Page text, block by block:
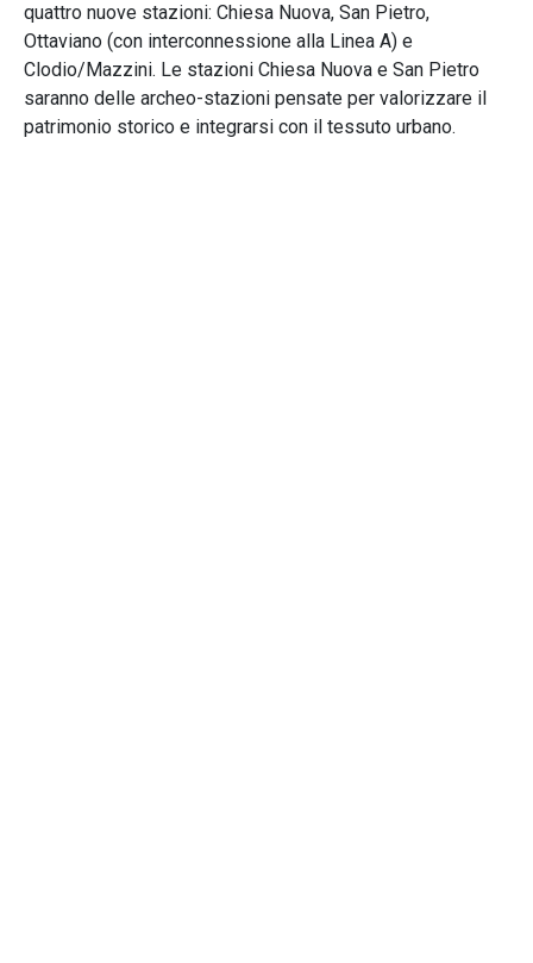
quattro nuove stazioni: Chiesa Nuova, San Pietro,
Ottaviano (con interconnessione alla Linea A) e
Clodio/Mazzini. Le stazioni Chiesa Nuova e San Pietro
saranno delle archeo-stazioni pensate per valorizzare il
patrimonio storico e integrarsi con il tessuto urbano.